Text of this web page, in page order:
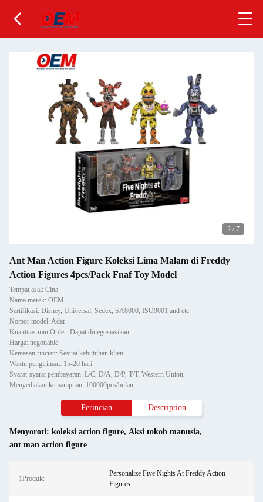
2 / 7
Ant Man Action Figure Koleksi Lima Malam di Freddy
Action Figures 4pcs/Pack Fnaf Toy Model
Tempat asal: Cina
Nama merek: OEM
Sertifikasi: Disney, Universal, Sedex, SA8000, ISO9001 and etc
Nomor model: Adat
Kuantitas min Order: Dapat dinegosiasikan
Harga: negotiable
Kemasan rincian: Sesuai kebutuhan klien
Waktu pengiriman: 15-20 hari
Syarat-syarat pembayaran: L/C, D/A, D/P, T/T, Western Union,
Menyediakan kemampuan: 100000pcs/bulan
Perincian Description
Menyoroti: koleksi action figure, Aksi tokoh manusia,
ant man action figure
1Produk:
Personalize Five Nights At Freddy Action
Figures